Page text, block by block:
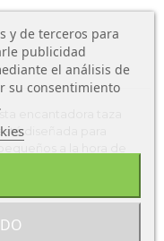
encantadora taza
diseñada para
perfecto
pequeños
y de terceros para
publicidad
el análisis de
su consentimiento